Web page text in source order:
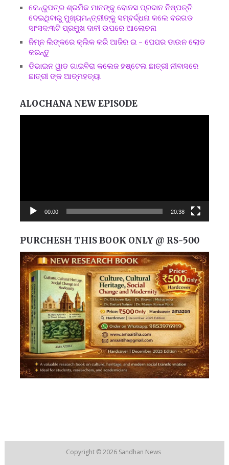
କେନ୍ଦୁପତ୍ର ଶ୍ରମିକ ମାନଙ୍କୁ ବୋନସ ପ୍ରଦାନ ନିଷ୍ପତ୍ତି
ଦେଇଥିବାରୁ ମୁଖ୍ୟମନ୍ତ୍ରୀଙ୍କୁ ସମ୍ବର୍ଦ୍ଧନା କଲେ ବରଗଡ
ସାଂସଦ:୩ଟି ପ୍ରମୁଖ ଦାବୀ ଉପରେ ଆଲୋଚନା
ନିମ୍ନ ଲିଙ୍କରେ କ୍ଲିକ କରି ଆଜିର ଇ – ପେପର ଡାଉନ ଲୋଡ
କରନ୍ତୁ
ଡିଭାଇନ ୱାଡ ଗାଇବିରା କଲେଜ ହଷ୍ଟେଲ ଛାତ୍ରୀ ନୀବାସରେ
ଛାତ୍ରୀ ଙ୍କ ଆତ୍ମହତ୍ୟା
ALOCHANA NEW EPISODE
00:00 20:38
PURCHESH THIS BOOK ONLY @ RS-500
Copyright © 2026 Sandhan News